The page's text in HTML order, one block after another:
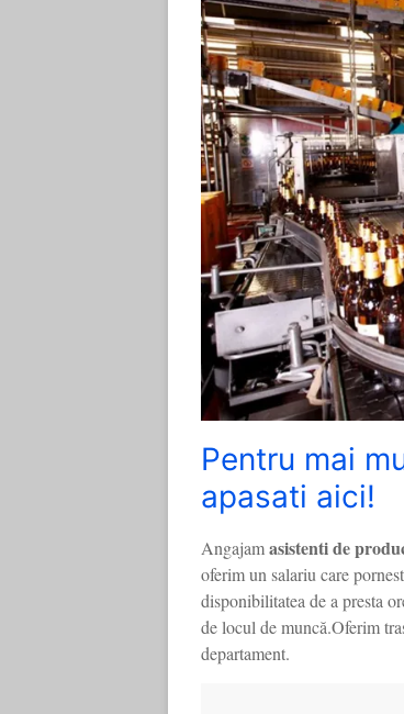
Pentru mai
apasati aici!
Angajamasistenti de
oferim un salariu care
disponibilitatea de a presta
de locul de muncă.Oferim
departament.